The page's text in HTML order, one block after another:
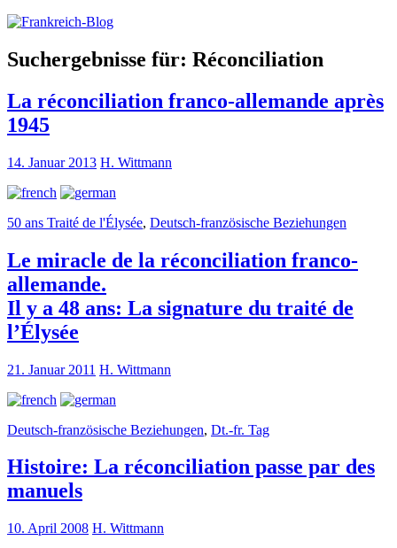
Suchergebnisse für: Réconciliation
La réconciliation franco-allemande après
1945
14. Januar 2013 H. Wittmann
50 ans Traité de l'Élysée, Deutsch-französische Beziehungen
Le miracle de la réconciliation franco-
allemande.
Il y a 48 ans: La signature du traité de
l’Élysée
21. Januar 2011 H. Wittmann
Deutsch-französische Beziehungen, Dt.-fr. Tag
Histoire: La réconciliation passe par des
manuels
10. April 2008 H. Wittmann